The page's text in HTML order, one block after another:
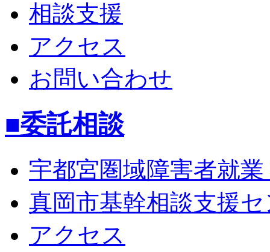
相談支援
アクセス
お問い合わせ
■委託相談
宇都宮圏域障害者就
真岡市基幹相談支援
アクセス